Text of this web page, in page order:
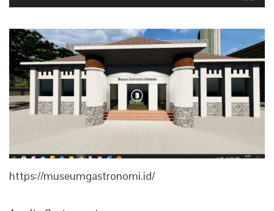
https://museumgastronomi.id/